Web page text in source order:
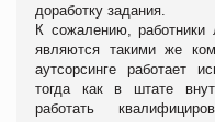
доработку задания.
К сожалению, работники
являются такими же
аутсорсинге работает
тогда как в штате
работать